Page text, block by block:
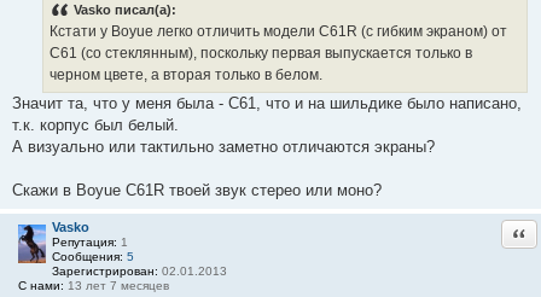
Vasko писал(а):
Кстати у Boyue легко отличить модели C61R (с гибким экраном) от
C61 (со стеклянным), поскольку первая выпускается только в
черном цвете, а вторая только в белом.
Значит та, что у меня была - C61, что и на шильдике было написано,
т.к. корпус был белый.
А визуально или тактильно заметно отличаются экраны?
Скажи в Boyue C61R твоей звук стерео или моно?
Vasko
Репутация: 1
Сообщения: 5
Зарегистрирован: 02.01.2013
С нами: 13 лет 7 месяцев